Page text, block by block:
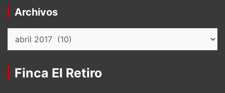
Archivos
Archivos
Finca El Retiro